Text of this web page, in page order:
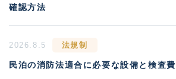
確認方法
2026.8.5 法規制
民泊の消防法適合に必要な設備と検査